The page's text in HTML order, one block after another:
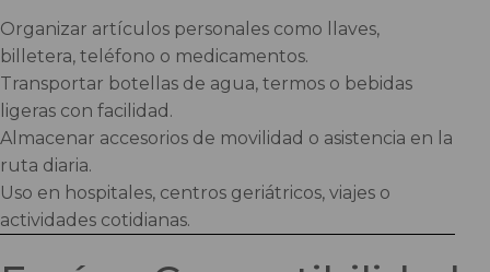
Organizar artículos personales como llaves,
billetera, teléfono o medicamentos.
Transportar botellas de agua, termos o bebidas
ligeras con facilidad.
Almacenar accesorios de movilidad o asistencia en la
ruta diaria.
Uso en hospitales, centros geriátricos, viajes o
actividades cotidianas.